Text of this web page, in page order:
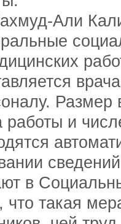
Али
Размер
работы и
в
что такая